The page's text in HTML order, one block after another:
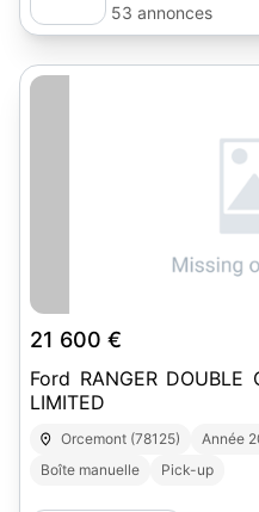
AUTOSPHERE
53 annonces
21 600 €
Ford RANGER
LIMITED
Orcemont (78125) Année
Boîte manuelle
Pick-up